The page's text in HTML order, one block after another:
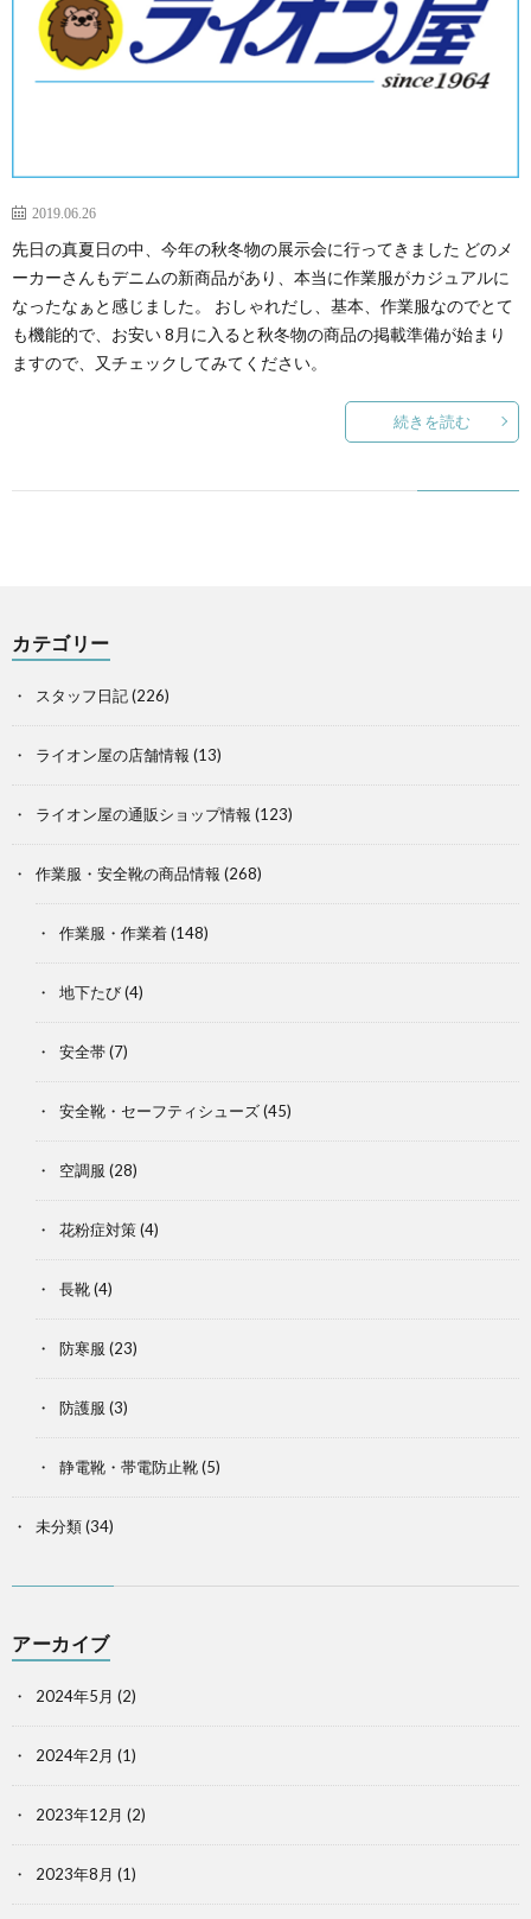
2019.06.26
先日の真夏日の中、今年の秋冬物の展示会に行ってきました どのメ
ーカーさんもデニムの新商品があり、本当に作業服がカジュアルに
なったなぁと感じました。 おしゃれだし、基本、作業服なのでとて
も機能的で、お安い 8月に入ると秋冬物の商品の掲載準備が始まり
ますので、又チェックしてみてください。
続きを読む
カテゴリー
スタッフ日記(226)
ライオン屋の店舗情報 (13)
ライオン屋の通販ショップ情報 (123)
作業服・安全靴の商品情報 (268)
作業服・作業着(148)
地下たび(4)
安全帯(7)
安全靴・セーフティシューズ(45)
空調服 (28)
花粉症対策(4)
長靴(4)
防寒服 (23)
防護服 (3)
静電靴・帯電防止靴(5)
未分類(34)
アーカイブ
2024年5月 (2)
2024年2月 (1)
2023年12月 (2)
2023年8月 (1)